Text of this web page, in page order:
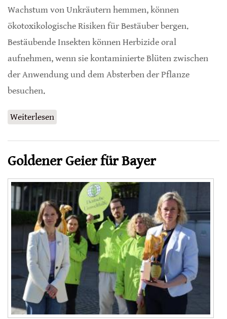
Wachstum von Unkräutern hemmen, können
ökotoxikologische Risiken für Bestäuber bergen.
Bestäubende Insekten können Herbizide oral
aufnehmen, wenn sie kontaminierte Blüten zwischen
der Anwendung und dem Absterben der Pflanze
besuchen.
Weiterlesen
Goldener Geier für Bayer